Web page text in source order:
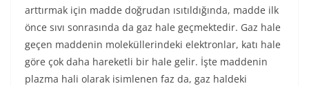
arttırmak için madde doğrudan ısıtıldığında, madde ilk
önce sıvı sonrasında da gaz hale geçmektedir. Gaz hale
geçen maddenin moleküllerindeki elektronlar, katı hale
göre çok daha hareketli bir hale gelir. İşte maddenin
plazma hali olarak isimlenen faz da, gaz haldeki